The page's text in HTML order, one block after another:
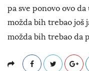
pa sve ponovo ovo
možda bih trebao još
možda bih trebao da